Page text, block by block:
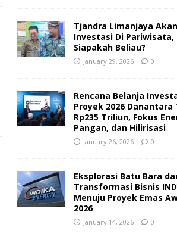
Tjandra Limanjaya Akan
Investasi Di Pariwisata,
Siapakah Beliau?
January 29, 2026 0
Rencana Belanja
Proyek 2026 Danantara
Rp235 Triliun, Fokus
Pangan, dan Hilirisasi
January 26, 2026 0
Eksplorasi Batu Bara
Transformasi Bisnis
Menuju Proyek Emas
2026
January 14, 2026 0